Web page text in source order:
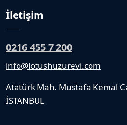
İletişim
0216 455 7 200
info@lotushuzurevi.com
Atatürk Mah. Mustafa Kemal
İSTANBUL